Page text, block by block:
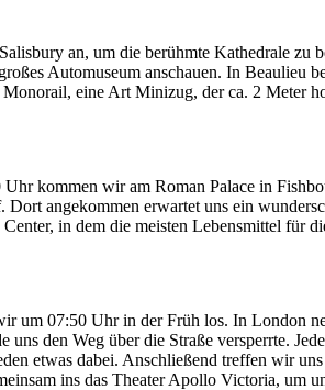
an, um die berühmte Kathedrale zu
Automuseum anschauen. In
eine Art Minizug, der ca. 2 Meter
kommen wir am Roman Palace in
angekommen erwartet uns ein
in dem die meisten Lebensmittel
um 07:50 Uhr in der Früh los. In London
den Weg über die Straße versperrte.
etwas dabei. Anschließend treffen wir
ins das Theater Apollo Victoria,